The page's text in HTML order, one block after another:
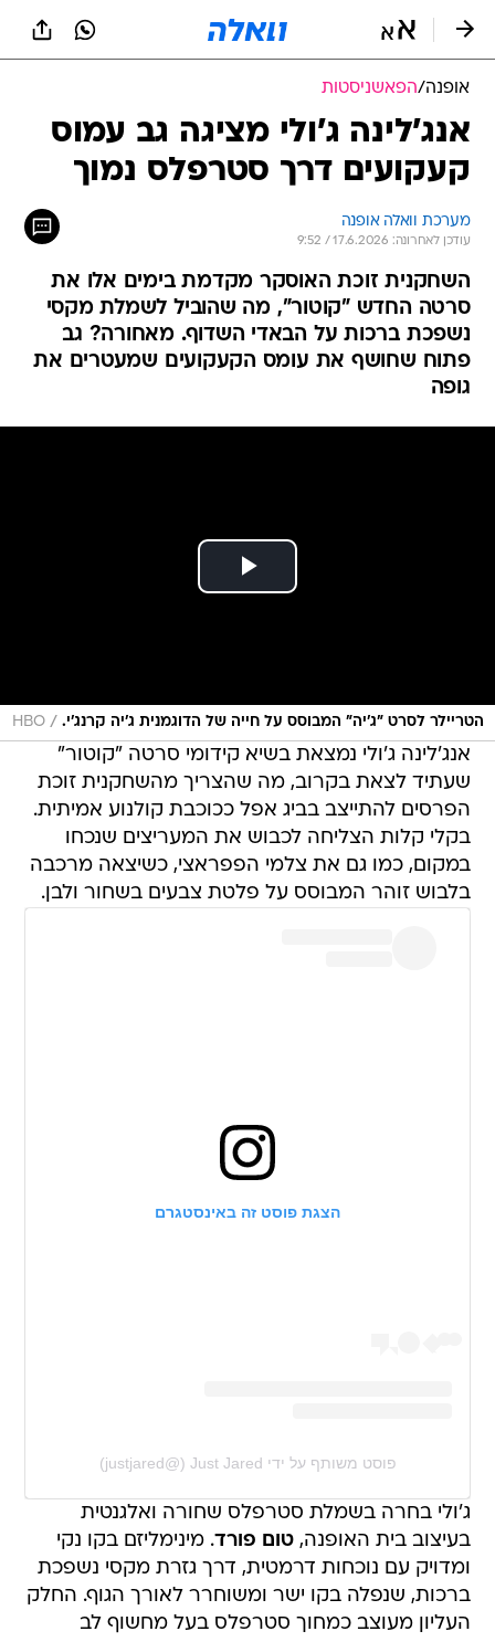
אופנה/הפאשניסטות
אנג'לינה ג'ולי מציגה גב עמוס
קעקועים דרך סטרפלס נמוך
מערכת וואלה אופנה
עודכן לאחרונה: 17.6.2026 / 9:52
השחקנית זוכת האוסקר מקדמת בימים אלו את
סרטה החדש "קוטור", מה שהוביל לשמלת מקסי
נשפכת ברכות על הבאדי השדוף. מאחורה? גב
פתוח שחושף את עומס הקעקועים שמעטרים את
גופה
הטריילר לסרט "ג'יה" המבוסס על חייה של הדוגמנית ג'יה קרנג'י. /
HBO
אנג'לינה ג'ולי נמצאת בשיא קידומי סרטה "קוטור"
שעתיד לצאת בקרוב, מה שהצריך מהשחקנית זוכת
הפרסים להתייצב בביג אפל ככוכבת קולנוע אמיתית.
בקלי קלות הצליחה לכבוש את המעריצים שנכחו
במקום, כמו גם את צלמי הפפראצי, כשיצאה מרכבה
בלבוש זוהר המבוסס על פלטת צבעים בשחור ולבן.
הצגת פוסט זה באינסטגרם
פוסט משותף על ידי ‏‎Just Jared‎‏ (@‏‎justjared‎‏)
ג'ולי בחרה בשמלת סטרפלס שחורה ואלגנטית
בעיצוב בית האופנה,טום פורד. מינימליזם בקו נקי
ומדויק עם נוכחות דרמטית, דרך גזרת מקסי נשפכת
ברכות, שנפלה בקו ישר ומשוחרר לאורך הגוף. החלק
העליון מעוצב כמחוך סטרפלס בעל מחשוף לב